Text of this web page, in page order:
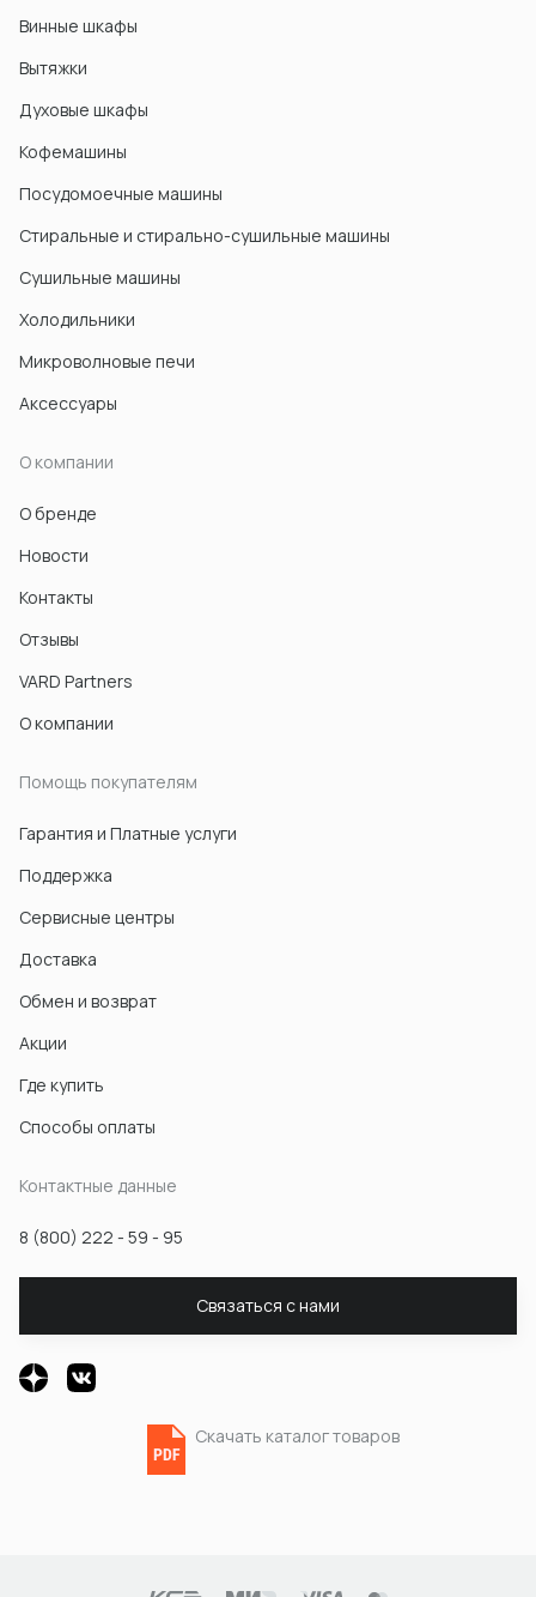
Винные шкафы
Вытяжки
Духовые шкафы
Кофемашины
Посудомоечные машины
Стиральные и стирально-сушильные машины
Сушильные машины
Холодильники
Микроволновые печи
Акcессуары
О компании
О бренде
Новости
Контакты
Отзывы
VARD Partners
О компании
Помощь покупателям
Гарантия и Платные услуги
Поддержка
Сервисные центры
Доставка
Обмен и возврат
Акции
Где купить
Способы оплаты
Контактные данные
8 (800) 222 - 59 - 95
Связаться с нами
Скачать каталог товаров